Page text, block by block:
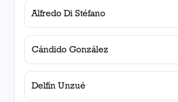
Alfredo Di Stéfano
Cándido González
Delfín Unzué